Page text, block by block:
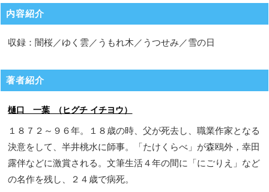
内容紹介
収録：闇桜／ゆく雲／うもれ木／うつせみ／雪の日
著者紹介
樋口 一葉 （ヒグチ イチヨウ）
１８７２～９６年。１８歳の時、父が死去し、職業作家となる
決意をして、半井桃水に師事。「たけくらべ」が森鴎外，幸田
露伴などに激賞される。文筆生活４年の間に「にごりえ」など
の名作を残し、２４歳で病死。